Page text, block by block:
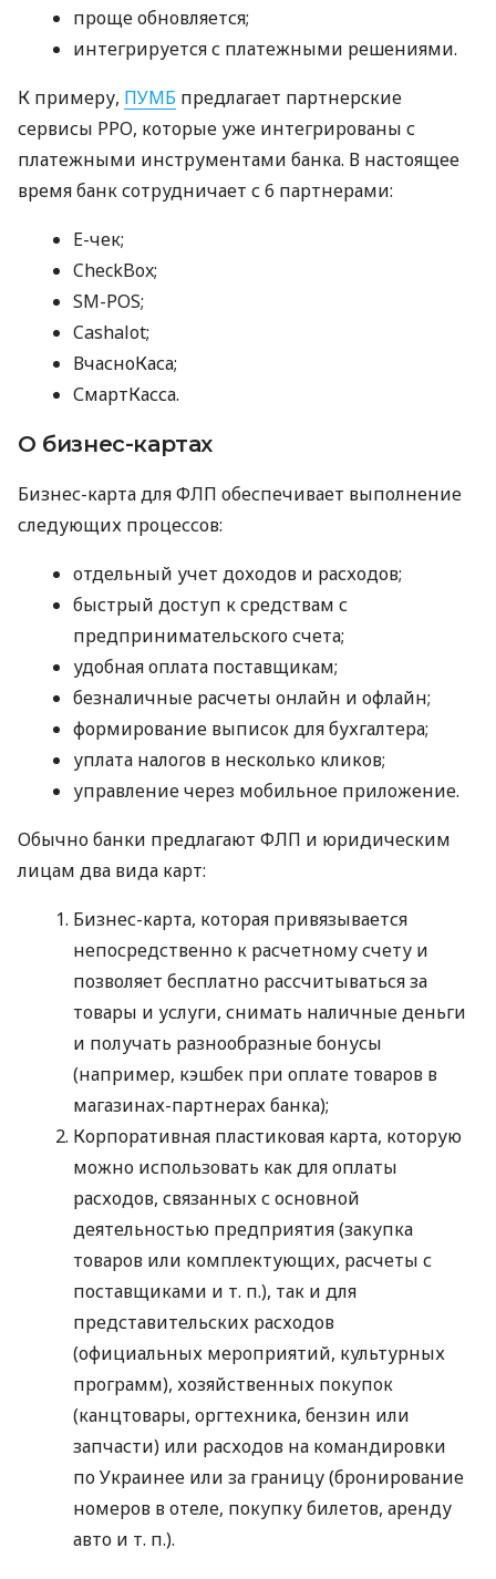
проще обновляется;
интегрируется с платежными решениями.
К примеру, ПУМБ предлагает партнерские
сервисы РРО, которые уже интегрированы с
платежными инструментами банка. В настоящее
время банк сотрудничает с 6 партнерами:
E-чек;
CheckBox;
SM-POS;
Cashalot;
ВчасноКаса;
СмартКасса.
О бизнес-картах
Бизнес-карта для ФЛП обеспечивает выполнение
следующих процессов:
отдельный учет доходов и расходов;
быстрый доступ к средствам с
предпринимательского счета;
удобная оплата поставщикам;
безналичные расчеты онлайн и офлайн;
формирование выписок для бухгалтера;
уплата налогов в несколько кликов;
управление через мобильное приложение.
Обычно банки предлагают ФЛП и юридическим
лицам два вида карт:
Бизнес-карта, которая привязывается
непосредственно к расчетному счету и
позволяет бесплатно рассчитываться за
товары и услуги, снимать наличные деньги
и получать разнообразные бонусы
(например, кэшбек при оплате товаров в
магазинах-партнерах банка);
Корпоративная пластиковая карта, которую
можно использовать как для оплаты
расходов, связанных с основной
деятельностью предприятия (закупка
товаров или комплектующих, расчеты с
поставщиками и т. п.), так и для
представительских расходов
(официальных мероприятий, культурных
программ), хозяйственных покупок
(канцтовары, оргтехника, бензин или
запчасти) или расходов на командировки
по Украинее или за границу (бронирование
номеров в отеле, покупку билетов, аренду
авто и т. п.).